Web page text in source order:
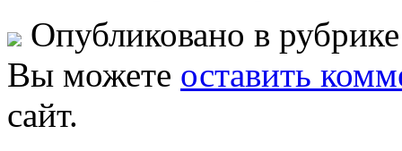
Опубликовано в
Вы можете оставить
сайт.